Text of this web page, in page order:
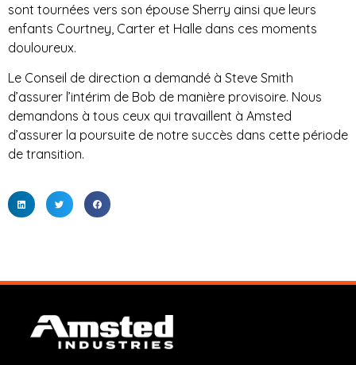
sont tournées vers son épouse Sherry ainsi que leurs
enfants Courtney, Carter et Halle dans ces moments
douloureux.
Le Conseil de direction a demandé à Steve Smith
d’assurer l’intérim de Bob de manière provisoire. Nous
demandons à tous ceux qui travaillent à Amsted
d’assurer la poursuite de notre succès dans cette période
de transition.